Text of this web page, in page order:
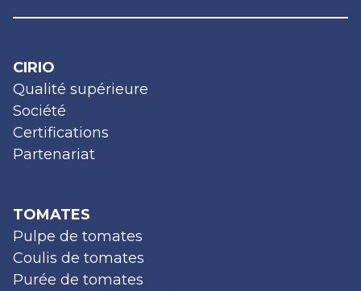
CIRIO
Qualité supérieure
Société
Certifications
Partenariat
TOMATES
Pulpe de tomates
Coulis de tomates
Purée de tomates